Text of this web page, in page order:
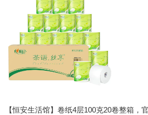
【恒安生活馆】卷纸4层100克20卷整箱，